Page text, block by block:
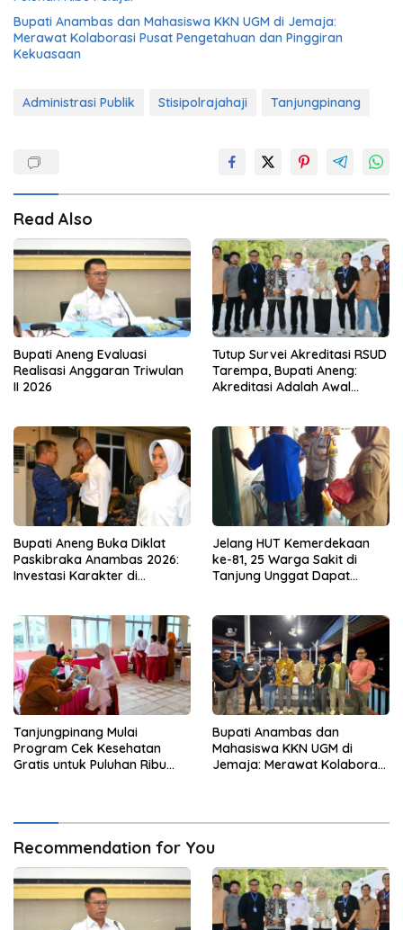
Bupati Anambas dan Mahasiswa KKN UGM di Jemaja:
Merawat Kolaborasi Pusat Pengetahuan dan Pinggiran
Kekuasaan
Administrasi Publik Stisipolrajahaji Tanjungpinang
Read Also
Bupati Aneng Evaluasi
Realisasi Anggaran Triwulan
II 2026
Tutup Survei Akreditasi RSUD
Tarempa, Bupati Aneng:
Akreditasi Adalah Awal
Bupati Aneng Buka Diklat
Paskibraka Anambas 2026:
Investasi Karakter di
Jelang HUT Kemerdekaan
ke-81, 25 Warga Sakit di
Tanjung Unggat Dapat
Tanjungpinang Mulai
Program Cek Kesehatan
Gratis untuk Puluhan Ribu
Bupati Anambas dan
Mahasiswa KKN UGM di
Jemaja: Merawat Kolaborasi
Recommendation for You